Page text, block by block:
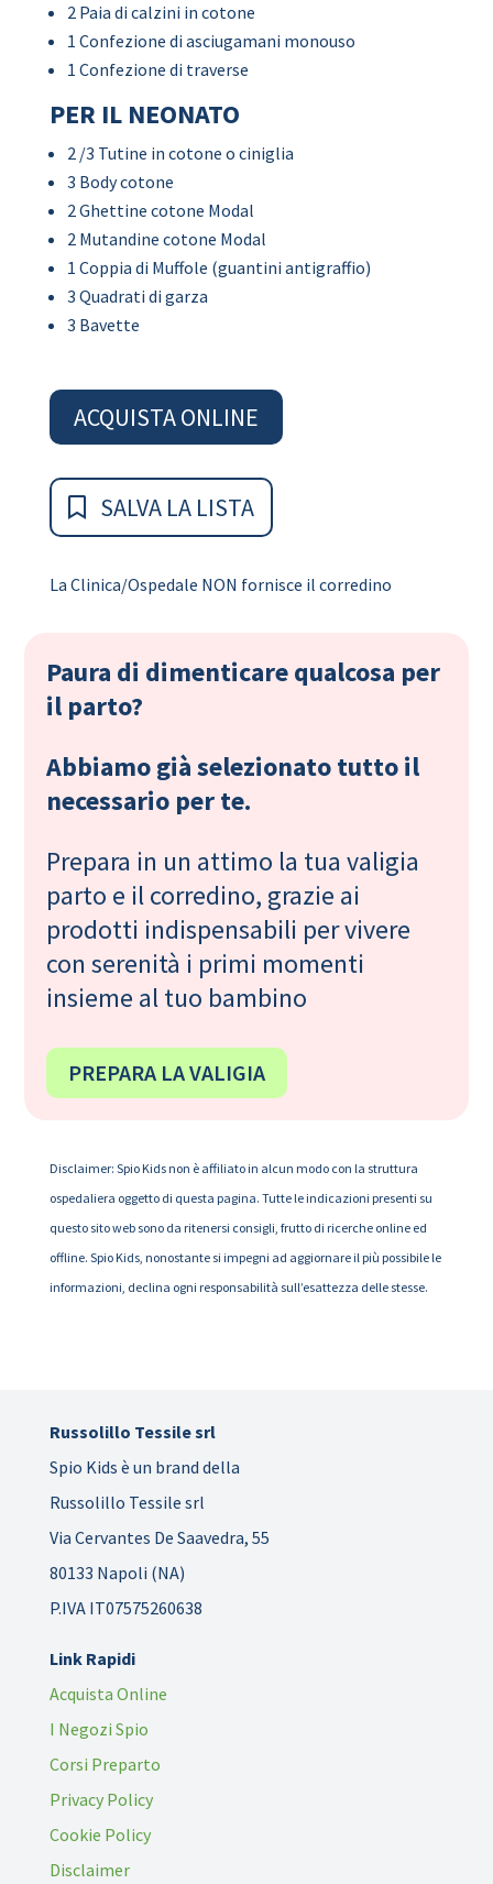
2 Paia di calzini in cotone
1 Confezione di asciugamani monouso
1 Confezione di traverse
PER IL NEONATO
2 /3 Tutine in cotone o ciniglia
3 Body cotone
2 Ghettine cotone Modal
2 Mutandine cotone Modal
1 Coppia di Muffole (guantini antigraffio)
3 Quadrati di garza
3 Bavette
ACQUISTA ONLINE
SALVA LA LISTA
La Clinica/Ospedale NON fornisce il corredino
Paura di dimenticare qualcosa per
il parto?
Abbiamo già selezionato tutto il
necessario per te.
Prepara in un attimo la tua valigia
parto e il corredino, grazie ai
prodotti indispensabili per vivere
con serenità i primi momenti
insieme al tuo bambino
PREPARA LA VALIGIA
Disclaimer: Spio Kids non è affiliato in alcun modo con la struttura
ospedaliera oggetto di questa pagina. Tutte le indicazioni presenti su
questo sito web sono da ritenersi consigli, frutto di ricerche online ed
offline. Spio Kids, nonostante si impegni ad aggiornare il più possibile le
informazioni, declina ogni responsabilità sull’esattezza delle stesse.
Russolillo Tessile srl
Spio Kids è un brand della
Russolillo Tessile srl
Via Cervantes De Saavedra, 55
80133 Napoli (NA)
P.IVA IT07575260638
Link Rapidi
Acquista Online
I Negozi Spio
Corsi Preparto
Privacy Policy
Cookie Policy
Disclaimer